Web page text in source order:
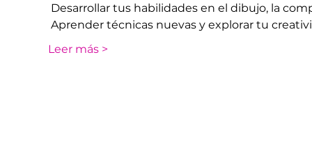
Desarrollar tus habilidades en el dibujo, la
Aprender técnicas nuevas y explorar tu
Leer más >